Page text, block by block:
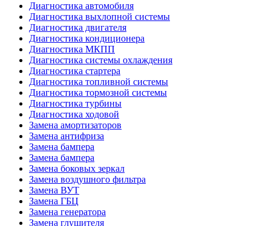
Диагностика автомобиля
Диагностика выхлопной системы
Диагностика двигателя
Диагностика кондиционера
Диагностика МКПП
Диагностика системы охлаждения
Диагностика стартера
Диагностика топливной системы
Диагностика тормозной системы
Диагностика турбины
Диагностика ходовой
Замена амортизаторов
Замена антифриза
Замена бампера
Замена бампера
Замена боковых зеркал
Замена воздушного фильтра
Замена ВУТ
Замена ГБЦ
Замена генератора
Замена глушителя